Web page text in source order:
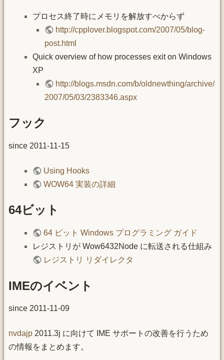
プロセス終了時にメモリを解放すべからず
http://cpplover.blogspot.com/2007/05/blog-
post.html
Quick overview of how processes exit on Windows
XP
http://blogs.msdn.com/b/oldnewthing/archive/
2007/05/03/2383346.aspx
フック
since 2011-11-15
Using Hooks
WOW64 実装の詳細
64ビット
64 ビット Windows プログラミング ガイド
レジストリが Wow6432Node に転送される仕組み
レジストリ リダイレクタ
IMEのイベント
since 2011-11-09
nvdajp 2011.3j に向けて IME サポートの改善を行うため
の情報をまとめます。